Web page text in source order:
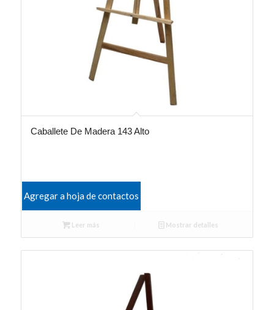
Caballete De Madera 143 Alto
Agregar a hoja de contactos
Leer más Mostrar detalles